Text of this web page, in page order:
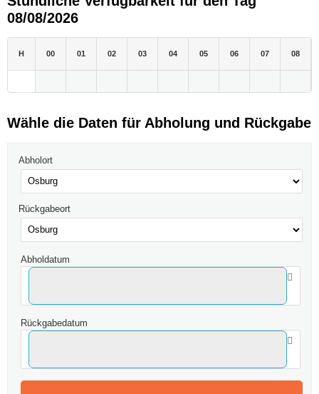
08/08/2026
H 00 01 02 03 04 05 06 07 08
Wähle die Daten für Abholung und Rückgabe
Abholort
Rückgabeort
Abholdatum
Rückgabedatum